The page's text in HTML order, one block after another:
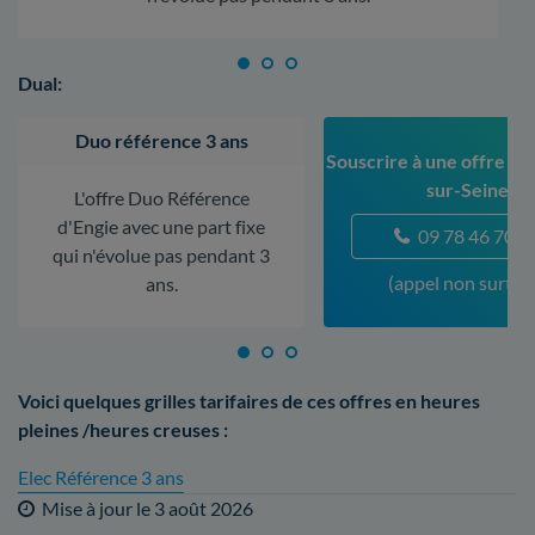
Dual:
Duo référence 3 ans
L'offre Duo Référence
d'Engie avec une part fixe
qui n'évolue pas pendant 3
ans.
Souscrire à une offre à
sur-Seine
09 78 46 70
(appel non
Voici quelques grilles tarifaires de ces offres en heures
pleines /heures creuses :
Elec Référence 3 ans
Mise à jour le 3 août 2026